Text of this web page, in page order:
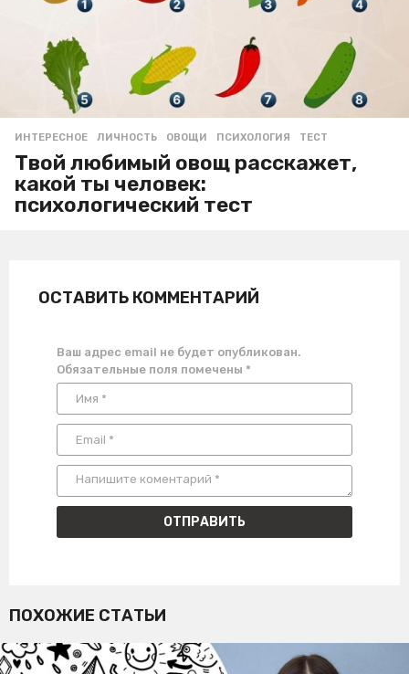
ИНТЕРЕСНОЕ ЛИЧНОСТЬ ,ОВОЩИ ,ПСИХОЛОГИЯ ,ТЕСТ
Твой любимый овощ расскажет,
какой ты человек:
психологический тест
ОСТАВИТЬ КОММЕНТАРИЙ
Ваш адрес email не будет опубликован.
Обязательные поля помечены *
ПОХОЖИЕ СТАТЬИ